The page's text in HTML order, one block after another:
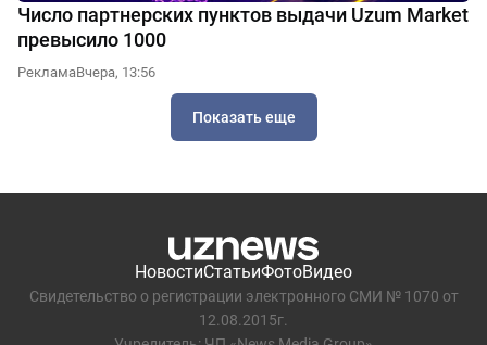
Число партнерских пунктов выдачи Uzum Market
превысило 1000
РекламаВчера, 13:56
Показать еще
НовостиСтатьиФотоВидео
Свидетельство о регистрации электронного СМИ № 1070 от
12.08.2015г.